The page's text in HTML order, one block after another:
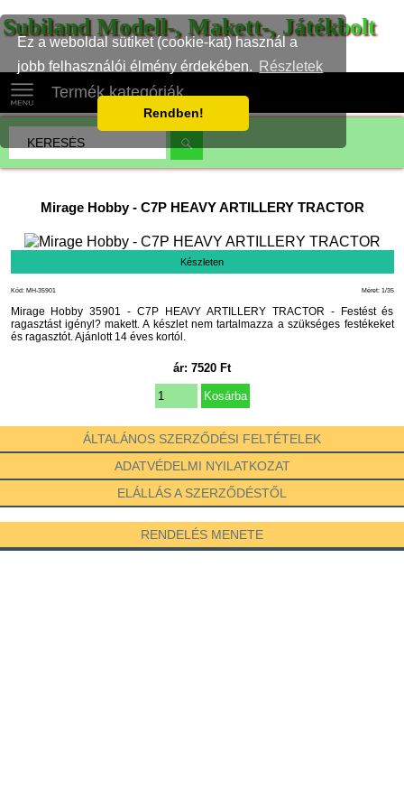
Ez a weboldal sütiket (cookie-kat) használ a
jobb felhasználói élmény érdekében.
Részletek
Rendben!
Subiland Modell-, Makett-, Játékbolt
Termék kategóriák
Mirage Hobby- C7P HEAVY ARTILLERY TRACTOR
Készleten
Méret: 1/35
Kód: MH-35901
Mirage Hobby 35901 - C7P HEAVY ARTILLERY TRACTOR - Festést és
ragasztást igényl? makett. A készlet nem tartalmazza a szükséges festékeket
és ragasztót. Ajánlott 14 éves kortól.
ár: 7520 Ft
ÁLTALÁNOS SZERZŐDÉSI FELTÉTELEK
ADATVÉDELMI NYILATKOZAT
ELÁLLÁS A SZERZŐDÉSTŐL
RENDELÉS MENETE